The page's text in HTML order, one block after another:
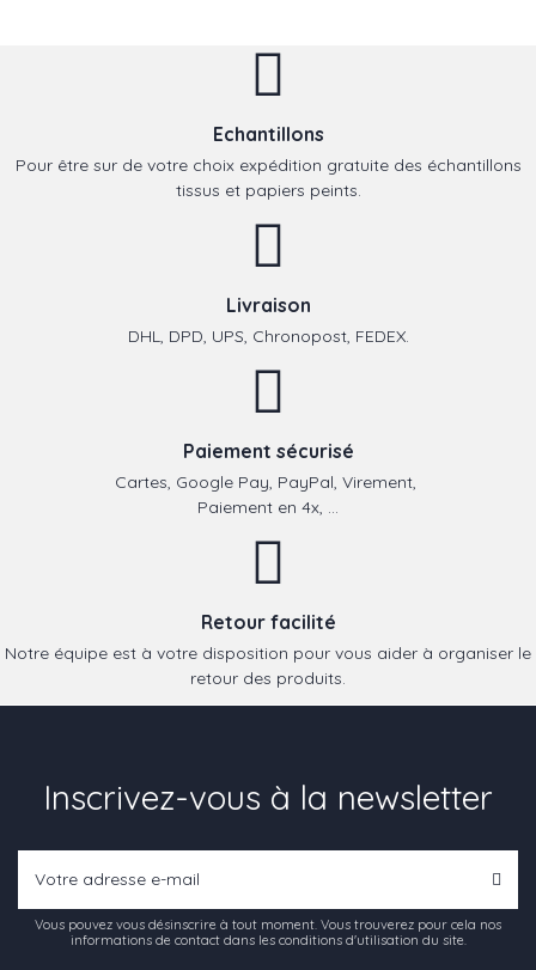
Echantillons
Pour être sur de votre choix expédition gratuite des échantillons
tissus et papiers peints.
Livraison
DHL, DPD, UPS, Chronopost, FEDEX.
Paiement sécurisé
Cartes, Google Pay, PayPal, Virement,
Paiement en 4x, ...
Retour facilité
Notre équipe est à votre disposition pour vous aider à organiser le
retour des produits.
Inscrivez-vous à la newsletter
Vous pouvez vous désinscrire à tout moment. Vous trouverez pour cela nos
informations de contact dans les conditions d'utilisation du site.